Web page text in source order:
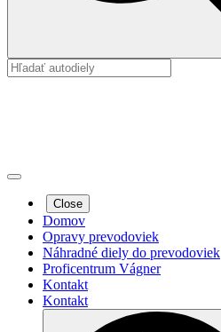
Close
Domov
Opravy prevodoviek
Náhradné diely do prevodoviek
Proficentrum Vágner
Kontakt
Kontakt